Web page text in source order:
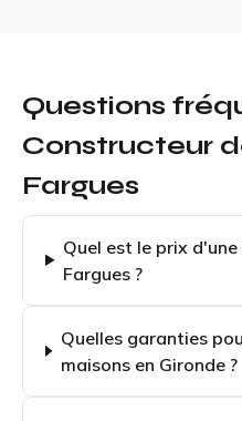
Questions
Constructeur
Fargues
Quel est le prix
Fargues ?
Quelles garanties
maisons en Gironde ?